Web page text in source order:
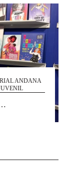
ANDANA